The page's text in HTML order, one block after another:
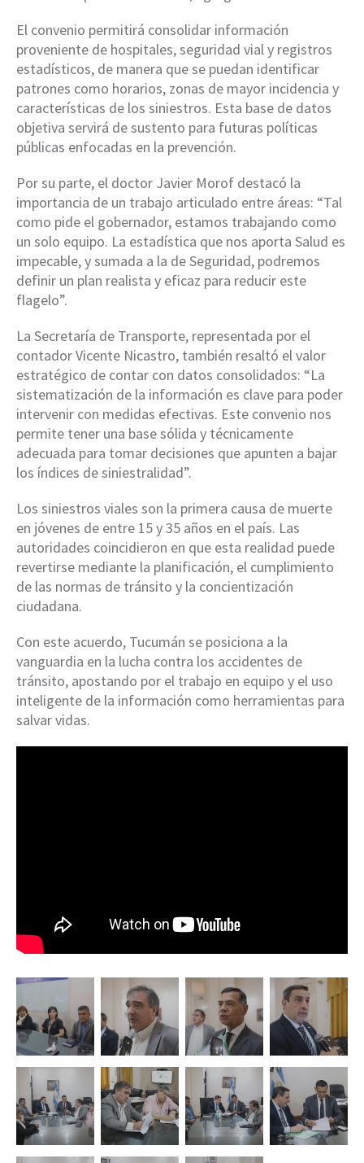
El convenio permitirá consolidar información
proveniente de hospitales, seguridad vial y registros
estadísticos, de manera que se puedan identificar
patrones como horarios, zonas de mayor incidencia y
características de los siniestros. Esta base de datos
objetiva servirá de sustento para futuras políticas
públicas enfocadas en la prevención.
Por su parte, el doctor Javier Morof destacó la
importancia de un trabajo articulado entre áreas: “Tal
como pide el gobernador, estamos trabajando como
un solo equipo. La estadística que nos aporta Salud es
impecable, y sumada a la de Seguridad, podremos
definir un plan realista y eficaz para reducir este
flagelo”.
La Secretaría de Transporte, representada por el
contador Vicente Nicastro, también resaltó el valor
estratégico de contar con datos consolidados: “La
sistematización de la información es clave para poder
intervenir con medidas efectivas. Este convenio nos
permite tener una base sólida y técnicamente
adecuada para tomar decisiones que apunten a bajar
los índices de siniestralidad”.
Los siniestros viales son la primera causa de muerte
en jóvenes de entre 15 y 35 años en el país. Las
autoridades coincidieron en que esta realidad puede
revertirse mediante la planificación, el cumplimiento
de las normas de tránsito y la concientización
ciudadana.
Con este acuerdo, Tucumán se posiciona a la
vanguardia en la lucha contra los accidentes de
tránsito, apostando por el trabajo en equipo y el uso
inteligente de la información como herramientas para
salvar vidas.